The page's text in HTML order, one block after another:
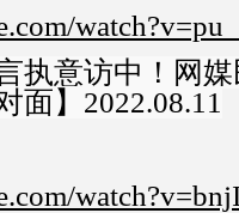
执意访中！网
面】2022.08.11